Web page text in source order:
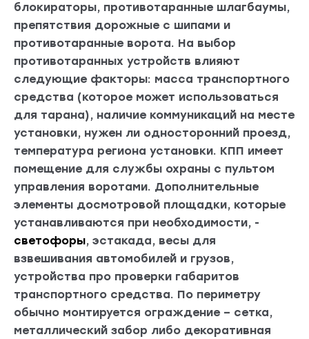
блокираторы, противотаранные шлагбаумы,
препятствия дорожные с шипами и
противотаранные ворота. На выбор
противотаранных устройств влияют
следующие факторы: масса транспортного
средства (которое может использоваться
для тарана), наличие коммуникаций на месте
установки, нужен ли односторонний проезд,
температура региона установки. КПП имеет
помещение для службы охраны с пультом
управления воротами. Дополнительные
элементы досмотровой площадки, которые
устанавливаются при необходимости, -
светофоры, эстакада, весы для
взвешивания автомобилей и грузов,
устройства про проверки габаритов
транспортного средства. По периметру
обычно монтируется ограждение – сетка,
металлический забор либо декоративная